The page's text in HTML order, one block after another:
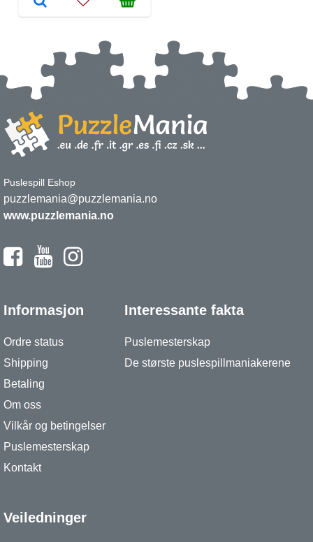
Puslespill Eshop
puzzlemania@puzzlemania.no
www.puzzlemania.no
Informasjon
Ordre status
Shipping
Betaling
Om oss
Vilkår og betingelser
Puslemesterskap
Kontakt
Interessante fakta
Puslemesterskap
De største puslespillmaniakerene
Veiledninger